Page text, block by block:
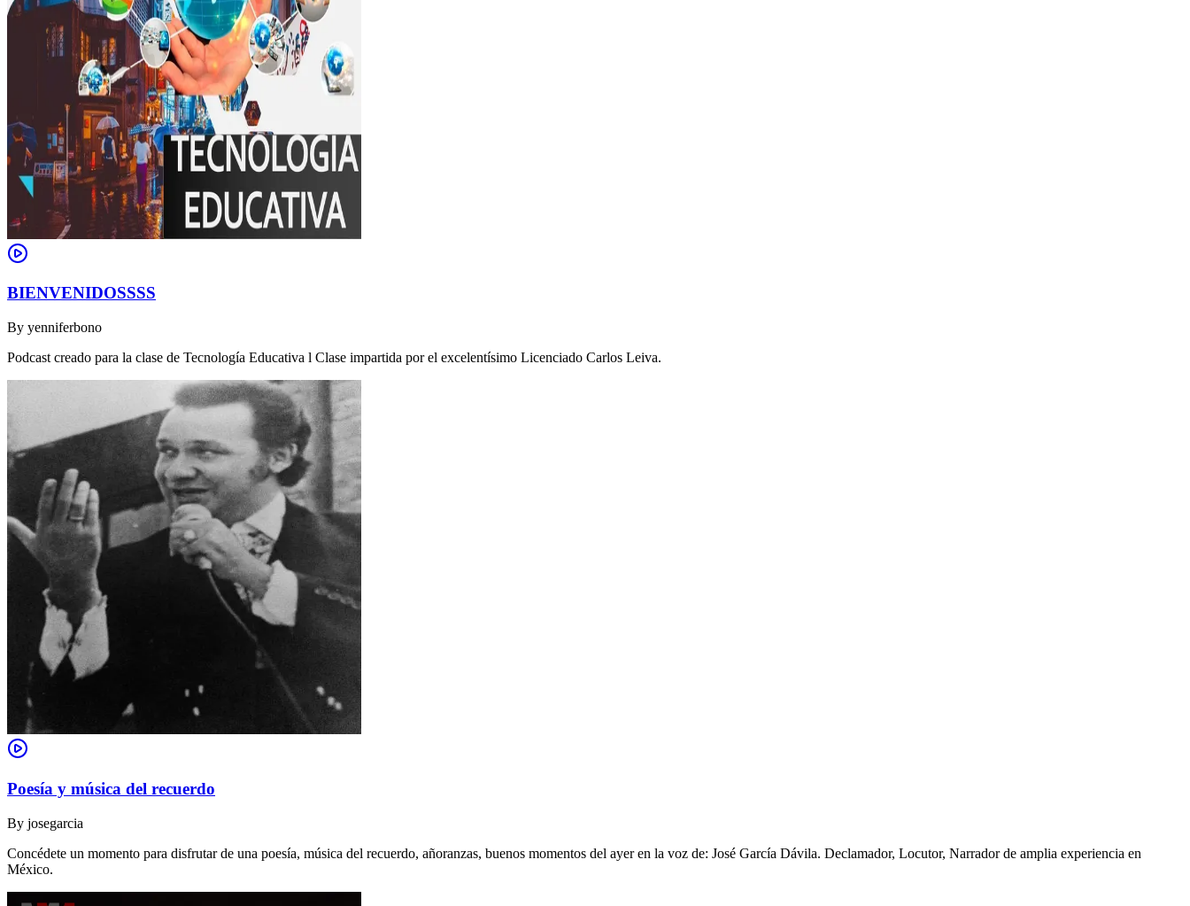
BIENVENIDOSSSS
By yenniferbono
Podcast creado para la clase de Tecnología Educativa l Clase impartida por el excelentísimo Licenciado Carlos Leiva.
Poesía y música del recuerdo
By josegarcia
Concédete un momento para disfrutar de una poesía, música del recuerdo, añoranzas, buenos momentos del ayer en la voz de: José García Dávila. Declamador, Locutor, Narrador de amplia experiencia en
México.